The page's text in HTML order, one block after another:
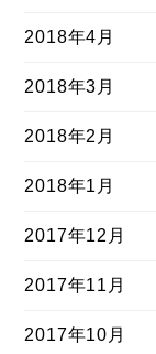
2018年4月
2018年3月
2018年2月
2018年1月
2017年12月
2017年11月
2017年10月